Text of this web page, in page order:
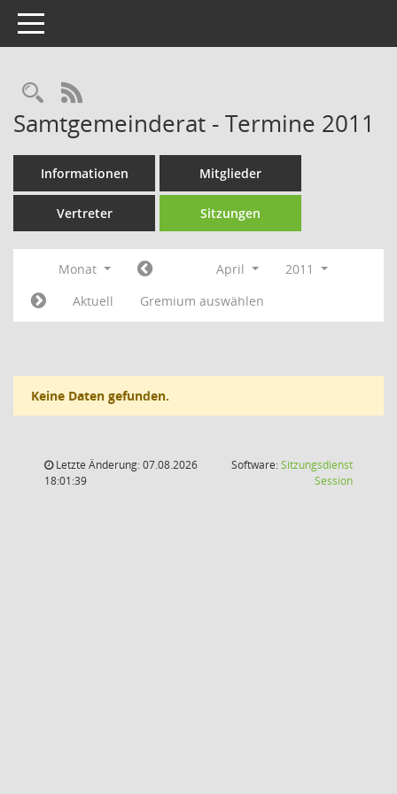
Toggle navigation
Rechercheauswahl
RSS-Feed
Samtgemeinderat - Termine 2011
Informationen Mitglieder
Vertreter Sitzungen
Monat April
2011
Aktuell
Gremium auswählen
Keine Daten gefunden.
Letzte Änderung: 07.08.2026
18:01:39
Software:Sitzungsdienst
Session(Wird in